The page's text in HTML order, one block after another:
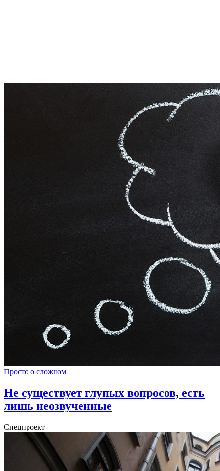
Просто о сложном
Не существует глупых вопросов, есть
лишь неозвученные
Спецпроект